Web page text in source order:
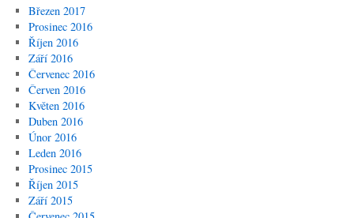
Březen 2017
Prosinec 2016
Říjen 2016
Září 2016
Červenec 2016
Červen 2016
Květen 2016
Duben 2016
Únor 2016
Leden 2016
Prosinec 2015
Říjen 2015
Září 2015